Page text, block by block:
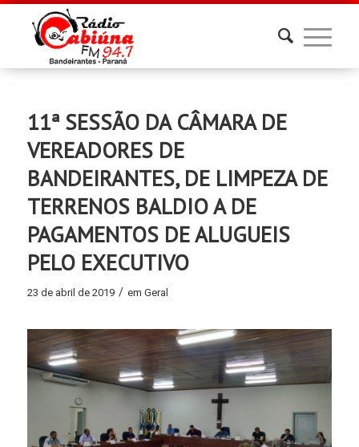
11ª SESSÃO DA CÂMARA DE
VEREADORES DE
BANDEIRANTES, DE LIMPEZA DE
TERRENOS BALDIO A DE
PAGAMENTOS DE ALUGUEIS
PELO EXECUTIVO
23 de abril de 2019 / em Geral